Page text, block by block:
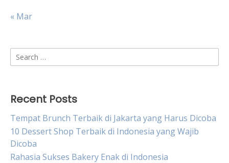
« Mar
Search
for:
Recent Posts
Tempat Brunch Terbaik di Jakarta yang Harus Dicoba
10 Dessert Shop Terbaik di Indonesia yang Wajib
Dicoba
Rahasia Sukses Bakery Enak di Indonesia